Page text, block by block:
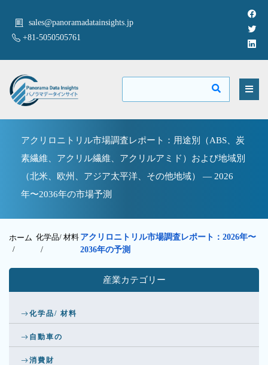
sales@panoramadatainsights.jp
+81-5050505761
アクリロニトリル市場調査レポート：用途別（ABS、炭
素繊維、アクリル繊維、アクリルアミド）および地域別
（北米、欧州、アジア太平洋、その他地域） — 2026
年〜2036年の市場予測
ホーム
/
化学品/ 材料
/
アクリロニトリル市場調査レポート：2026年〜
2036年の予測
産業カテゴリー
化学品/ 材料
自動車の
消費財